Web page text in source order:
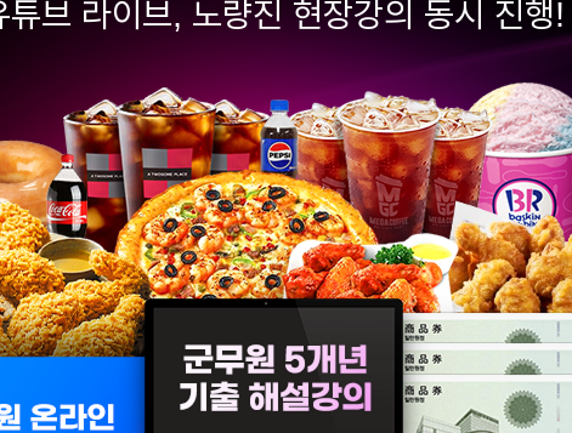
튜브 라이브, 노량진 현장강의 동시 진행!